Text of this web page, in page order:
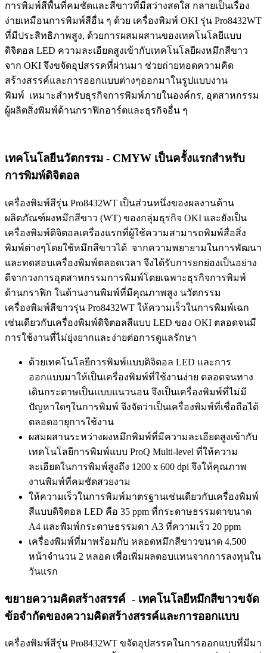
การพิมพ์สีพื้นที่คมชัดและสีขาวที่มีสว่างสดใส กลายเป็นเรื่อง
ง่ายเหมือนการพิมพ์สีอื่น ๆ ด้วย เครื่องพิมพ์ OKI รุ่น Pro8432WT
ที่มีประสิทธิภาพสูง, ด้วยการผสมผสานของเทคโนโลยีแบบ
ดิจิตอล LED ความละเอียดสูงเข้ากับเทคโนโลยีผงหมึกสีขาว
จาก OKI จึงขจัดอุปสรรคที่ผ่านมา ช่วยถ่ายทอดความคิด
สร้างสรรค์และการออกแบบต่างๆออกมาในรูปแบบงาน
พิมพ์ เหมาะสำหรับธุรกิจการพิมพ์ภายในองค์กร, อุตสาหกรรม
ผู้ผลิตสิ่งพิมพ์ด้านกราฟิกอาร์ตและธุรกิจอื่น ๆ
เทคโนโลยีนวัตกรรม - CMYW เป็นครั้งแรกสำหรับ
การพิมพ์ดิจิตอล
เครื่องพิมพ์สีรุ่น Pro8432WT เป็นส่วนหนึ่งของผลงานด้าน
ผลิตภัณฑ์ผงหมึกสีขาว (WT) ของกลุ่มธุรกิจ OKI และยังเป็น
เครื่องพิมพ์ดิจิตอลเครื่องแรกที่ผู้ใช้ความสามารถพิมพ์สื่อสิ่ง
พิมพ์ต่างๆโดยใช้หมึกสีขาวได้ จากความพยายามในการพัฒนา
และทดสอบเครื่องพิมพ์ตลอดเวลา จึงได้รับการยกย่องเป็นอย่าง
ดีจากวงการอุตสาหกรรมการพิมพ์โดยเฉพาะธุรกิจการพิมพ์
ด้านกราฟิก ในด้านงานพิมพ์ที่มีคุณภาพสูง นวัตกรรม
เครื่องพิมพ์สีขาวรุ่น Pro8432WT ให้ความเร็วในการพิมพ์เฉก
เช่นเดียวกับเครื่องพิมพ์ดิจิตอลสีแบบ LED ของ OKI ตลอดจนมี
การใช้งานที่ไม่ยุ่งยากและง่ายต่อการดูแลรักษา
ด้วยเทคโนโลยีการพิมพ์แบบดิจิตอล LED และการ
ออกแบบมาให้เป็นเครื่องพิมพ์ที่ใช้งานง่าย ตลอดจนทาง
เดินกระดาษเป็นแบบแนวนอน จึงเป็นเครื่องพิมพ์ที่ไม่มี
ปัญหาใดๆในการพิมพ์ จึงจัดว่าเป็นเครื่องพิมพ์ที่เชื่อถือได้
ตลอดอายุการใช้งาน
ผสมผสานระหว่างผงหมึกพิมพ์ที่มีความละเอียดสูงเข้ากับ
เทคโนโลยีการพิมพ์แบบ ProQ Multi-level ที่ให้ความ
ละเอียดในการพิมพ์สูงถึง 1200 x 600 dpi จึงให้คุณภาพ
งานพิมพ์ที่คมชัดสวยงาม
ให้ความเร็วในการพิมพ์มาตรฐานเช่นเดียวกับเครื่องพิมพ์
สีแบบดิจิตอล LED คือ 35 ppm ที่กระดาษธรรมดาขนาด
A4 และพิมพ์กระดาษธรรมดา A3 ที่ความเร็ว 20 ppm
เครื่องพิมพ์ที่มาพร้อมกับ หลอดหมึกสีขาวขนาด 4,500
หน้าจำนวน 2 หลอด เพื่อเพิ่มผลตอบแทนจากการลงทุนใน
วันแรก
ขยายความคิดสร้างสรรค์ - เทคโนโลยีหมึกสีขาวขจัด
ข้อจำกัดของความคิดสร้างสรรค์และการออกแบบ
เครื่องพิมพ์สีรุ่น Pro8432WT ขจัดอุปสรรคในการออกแบบที่มีมา